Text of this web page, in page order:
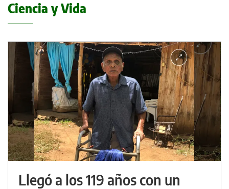
Ciencia y Vida
Llegó a los 119 años con un